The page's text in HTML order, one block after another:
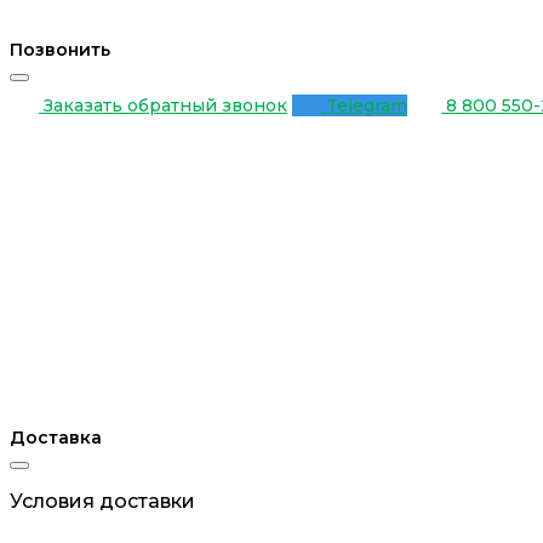
Позвонить
Заказать обратный звонок Telegram 8 800
Доставка
Условия доставки